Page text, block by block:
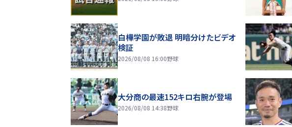
白樺学園が敗退 明暗分けたビデオ
検証
2026/08/08 16:00野球
大分商の最速152キロ右腕が登場
2026/08/08 14:38野球